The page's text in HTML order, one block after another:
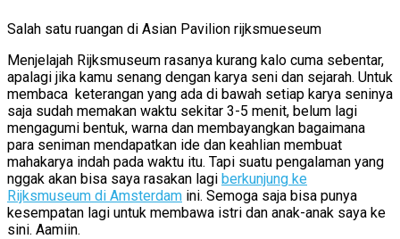
Salah satu ruangan di Asian Pavilion rijksmueseum
Menjelajah Rijksmuseum rasanya kurang kalo cuma sebentar,
apalagi jika kamu senang dengan karya seni dan sejarah. Untuk
membaca keterangan yang ada di bawah setiap karya seninya
saja sudah memakan waktu sekitar 3-5 menit, belum lagi
mengagumi bentuk, warna dan membayangkan bagaimana
para seniman mendapatkan ide dan keahlian membuat
mahakarya indah pada waktu itu. Tapi suatu pengalaman yang
nggak akan bisa saya rasakan lagi berkunjung ke
Rijksmuseum di Amsterdam ini. Semoga saja bisa punya
kesempatan lagi untuk membawa istri dan anak-anak saya ke
sini. Aamiin.